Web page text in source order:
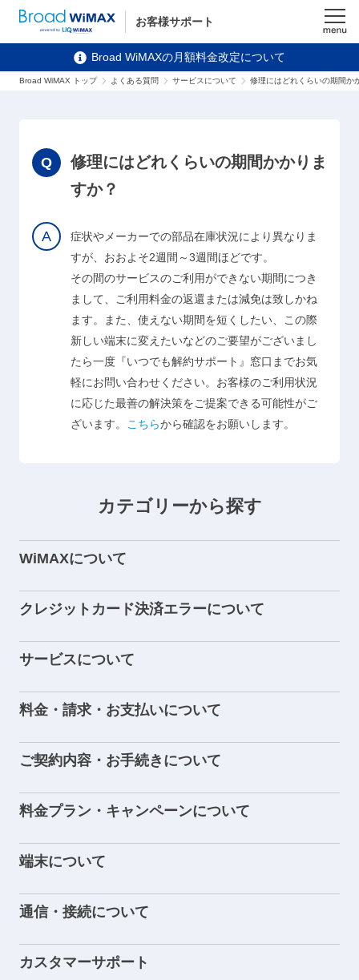
お客様サポート
ー
Broad WiMAXの月額料金改定について
Broad WiMAX トップ よくある質問 サービスについて 修理にはどれくらいの期間か
修理にはどれくらいの期間かかりま
すか？
症状やメーカーでの部品在庫状況により異なりま
すが、おおよそ2週間～3週間ほどです。
その間のサービスのご利用ができない期間につき
まして、ご利用料金の返還または減免は致しかね
ます。また、使えない期間を短くしたい、この際
新しい端末に変えたいなどのご要望がございまし
たら一度『いつでも解約サポート』窓口までお気
軽にお問い合わせください。お客様のご利用状況
に応じた最善の解決策をご提案できる可能性がご
ざいます。
こちらから確認をお願いします。
カテゴリーから探す
WiMAXについて
クレジットカード決済エラーについて
サービスについて
料金・請求・お支払いについて
ご契約内容・お手続きについて
料金プラン・キャンペーンについて
端末について
通信・接続について
カスタマーサポート